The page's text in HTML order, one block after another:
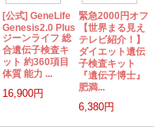
[公式] GeneLife
Genesis2.0 Plus
ジーンライフ 総
合遺伝子検査キ
ット 約360項目
体質 能力 ...
16,900円
緊急2000円オフ
【世界まる見え
テレビ紹介！】
ダイエット遺伝
子検査キット
『遺伝子博士』
肥満...
6,380円